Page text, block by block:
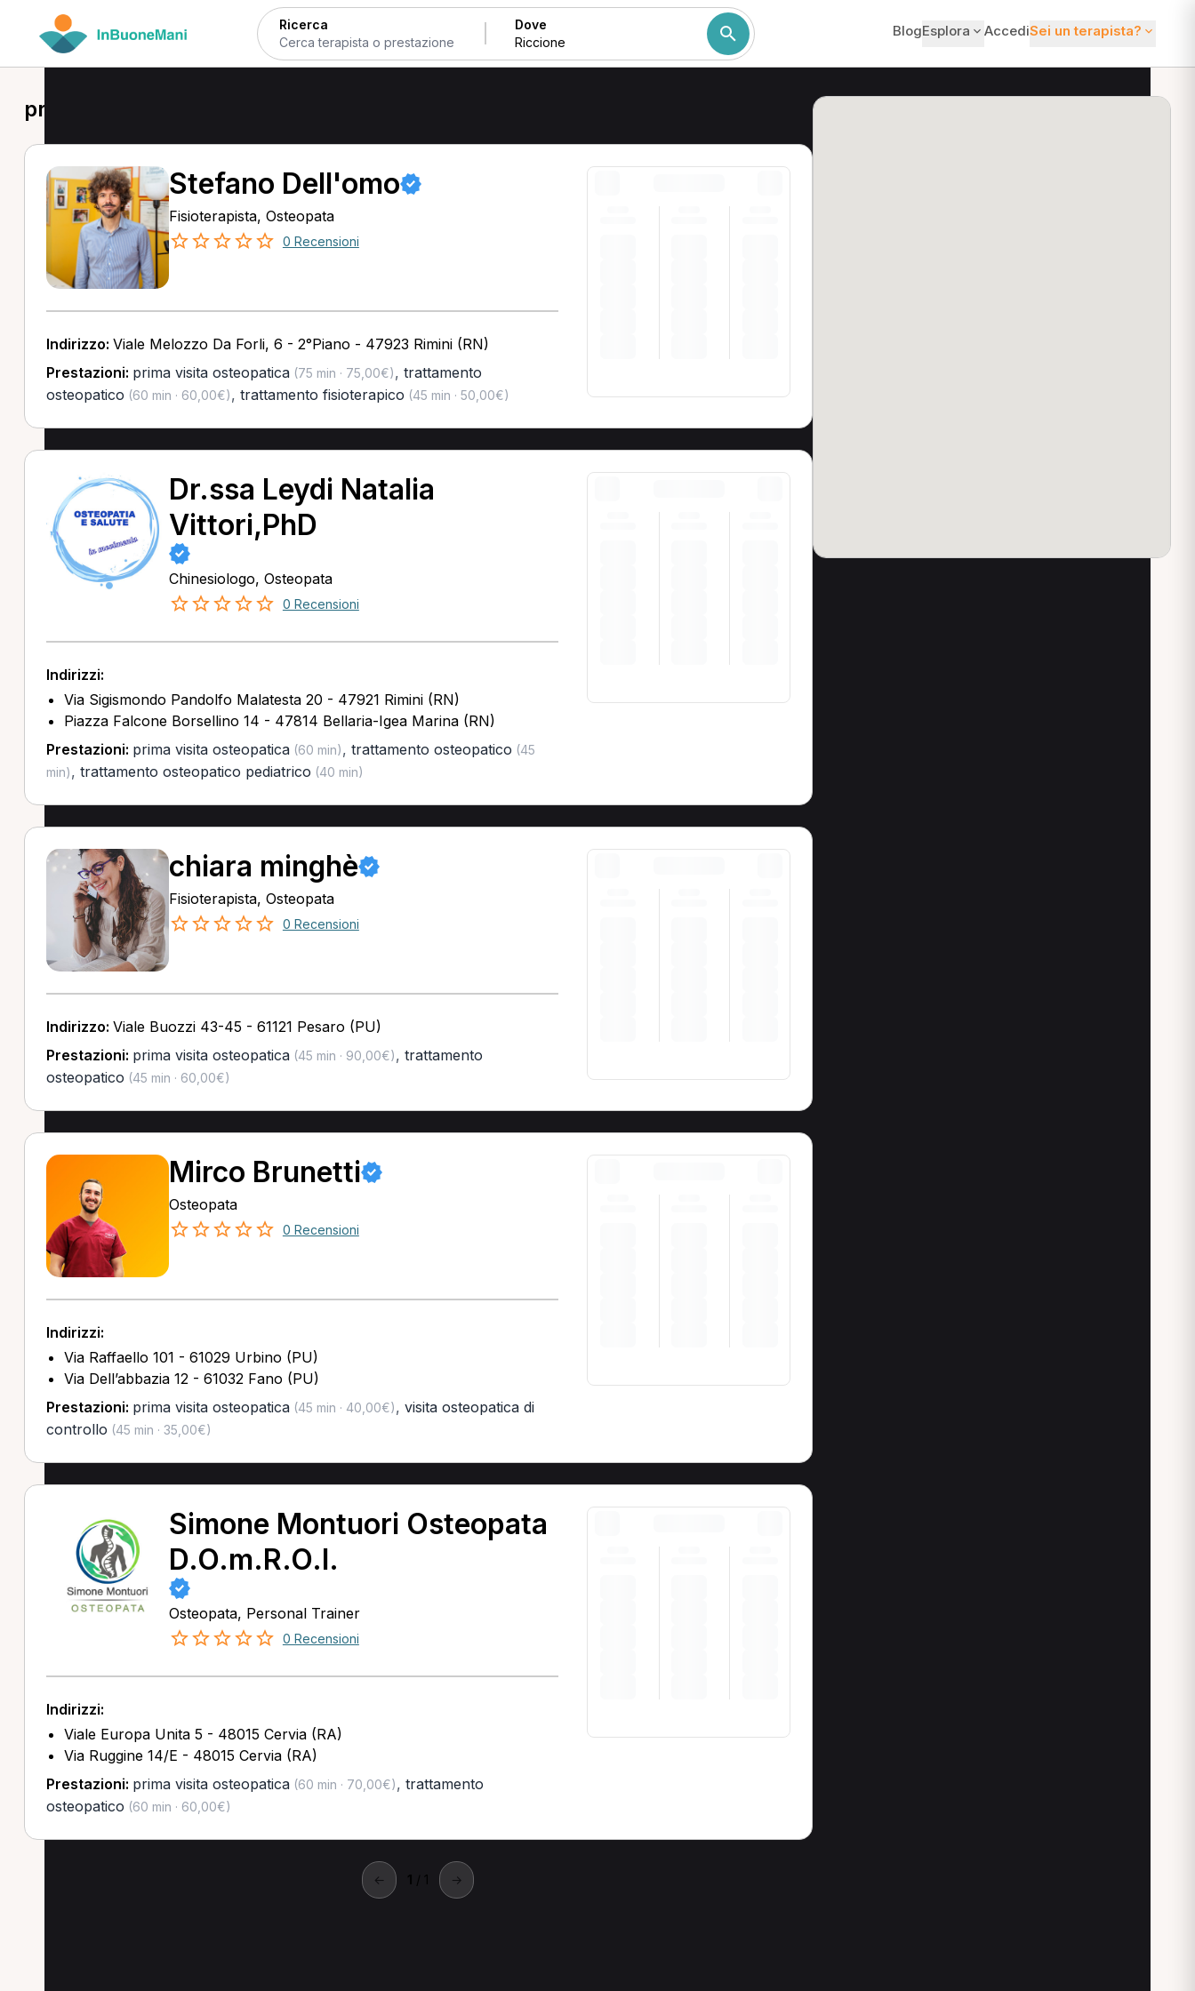
Ricerca Dove BlogEsplora AccediSei un terapista?
prima visita osteopatica a Riccione
Stefano Dell'omo
Fisioterapista, Osteopata
0 Recensioni
Indirizzo: Viale Melozzo Da Forli, 6 - 2°Piano - 47923 Rimini (RN)
Prestazioni: prima visita osteopatica(75 min · 75,00€), trattamento
osteopatico (60 min · 60,00€), trattamento fisioterapico (45 min · 50,00€)
Dr.ssa Leydi Natalia
Vittori,PhD
Chinesiologo, Osteopata
0 Recensioni
Indirizzi:
Via Sigismondo Pandolfo Malatesta 20 - 47921 Rimini (RN)
Piazza Falcone Borsellino 14 - 47814 Bellaria-Igea Marina (RN)
Prestazioni: prima visita osteopatica(60 min), trattamento osteopatico (45
min), trattamento osteopatico pediatrico (40 min)
chiara minghè
Fisioterapista, Osteopata
0 Recensioni
Indirizzo: Viale Buozzi 43-45 - 61121 Pesaro (PU)
Prestazioni: prima visita osteopatica(45 min · 90,00€), trattamento
osteopatico (45 min · 60,00€)
Mirco Brunetti
Osteopata
0 Recensioni
Indirizzi:
Via Raffaello 101 - 61029 Urbino (PU)
Via Dell’abbazia 12 - 61032 Fano (PU)
Prestazioni: prima visita osteopatica(45 min · 40,00€), visita osteopatica di
controllo (45 min · 35,00€)
Simone Montuori Osteopata
D.O.m.R.O.I.
Osteopata, Personal Trainer
0 Recensioni
Indirizzi:
Viale Europa Unita 5 - 48015 Cervia (RA)
Via Ruggine 14/E - 48015 Cervia (RA)
Prestazioni: prima visita osteopatica(60 min · 70,00€), trattamento
osteopatico (60 min · 60,00€)
← 1 / 1 →